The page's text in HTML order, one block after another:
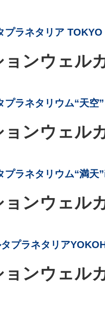
プラネタリア TOKYO
ンウェル
プラネタリウム“天
ンウェル
プラネタリウム“満
ンウェル
プラネタリア
ンウェル